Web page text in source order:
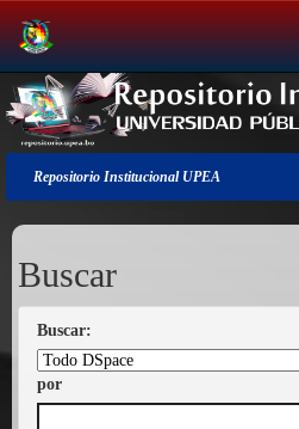
Salir
de
la
navegación
Repositorio Institucional UPEA
Buscar
Buscar:
por